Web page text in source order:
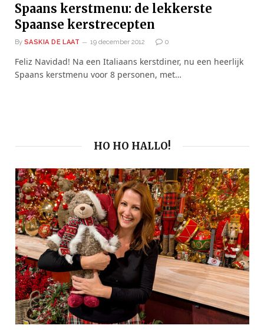
Spaans kerstmenu: de lekkerste
Spaanse kerstrecepten
By SASKIA DE LAAT 19 december 2012 0
Feliz Navidad! Na een Italiaans kerstdiner, nu een heerlijk
Spaans kerstmenu voor 8 personen, met…
HO HO HALLO!